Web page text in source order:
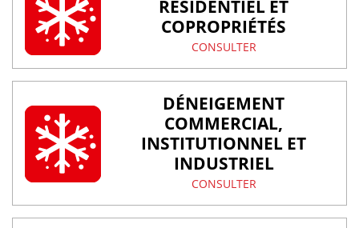
RÉSIDENTIEL ET
COPROPRIÉTÉS
CONSULTER
DÉNEIGEMENT
COMMERCIAL,
INSTITUTIONNEL ET
INDUSTRIEL
CONSULTER